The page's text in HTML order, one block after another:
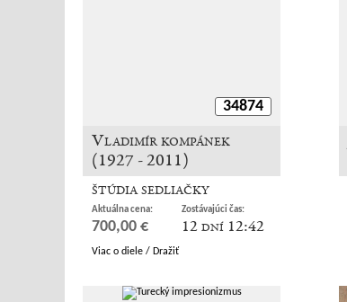
34874
Vladimír kompánek
(1927 - 2011)
štúdia sedliačky
Aktuálna cena:
700,00 €
Zostávajúci čas:
12 dní 12:42
Viac o diele / Dražiť